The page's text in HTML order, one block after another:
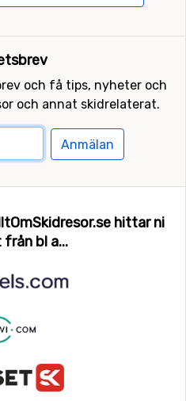
och få tips, nyheter och
och annat skidrelaterat.
Anmälan
hittar ni
bl a...